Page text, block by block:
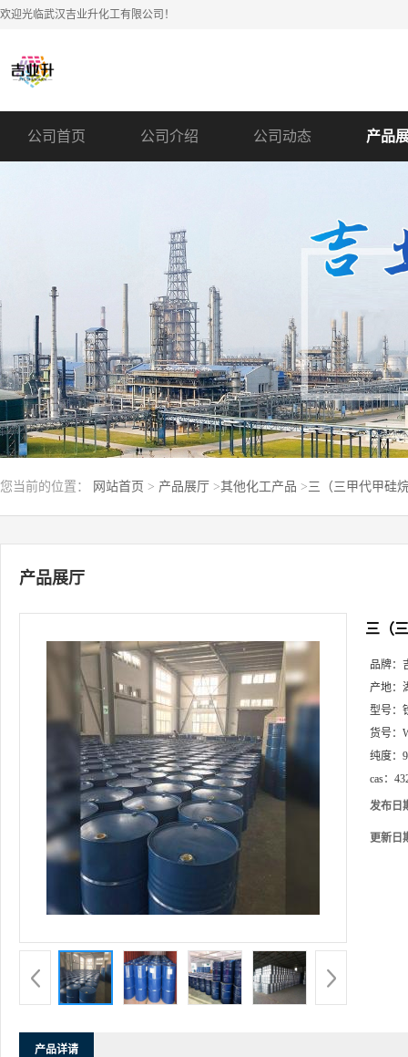
欢迎光临武汉吉业升化工有限公司！
公司首页 公司介绍 公司动态 产品
您当前的位置： 网站首页 > 产品展厅 >其他化工产品 >三（三甲代甲硅
产品展厅
三（
品牌：
产地：
型号：
货号：
纯度：
cas：
发布日
更新日
产品详请